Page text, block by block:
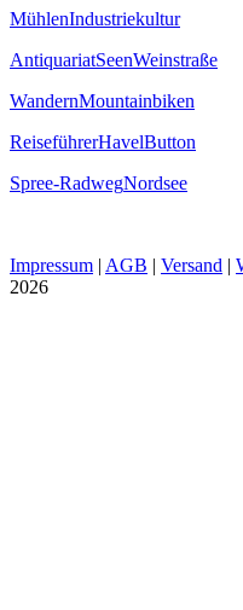
MühlenIndustriekultur
AntiquariatSeenWeinstraße
WandernMountainbiken
ReiseführerHavelButton
Spree-RadwegNordsee
Impressum | AGB | Versand |
2026